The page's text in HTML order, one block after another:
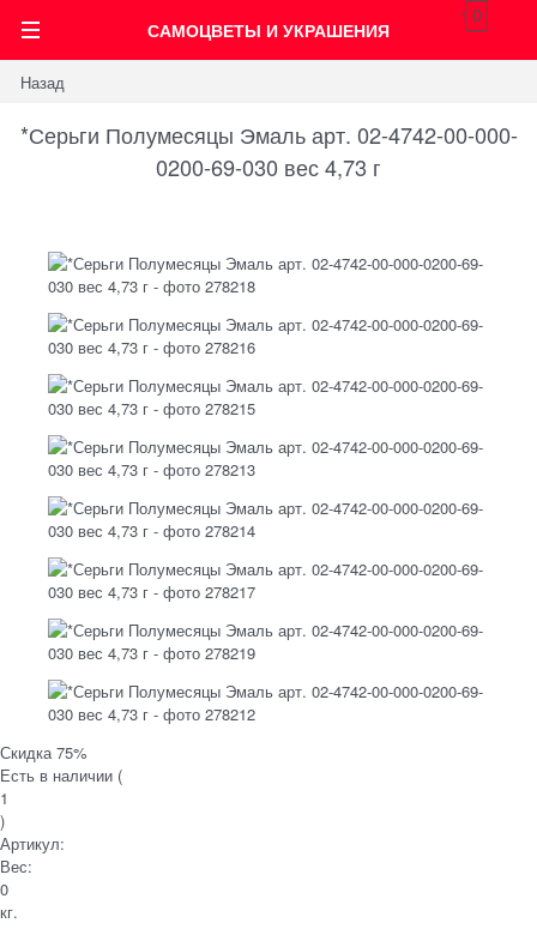
САМОЦВЕТЫ И УКРАШЕНИЯ
0
Назад
*Серьги Полумесяцы Эмаль арт. 02-4742-00-000-
0200-69-030 вес 4,73 г
Скидка 75%
Есть в наличии (
1
)
Артикул:
Вес:
0
кг.